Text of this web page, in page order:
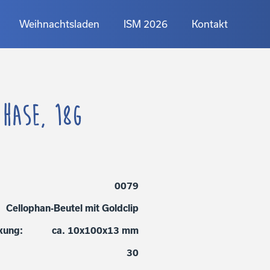
Weihnachtsladen ISM 2026 Kontakt
18g
0079
Cellophan-Beutel mit Goldclip
ca. 10x100x13 mm
30